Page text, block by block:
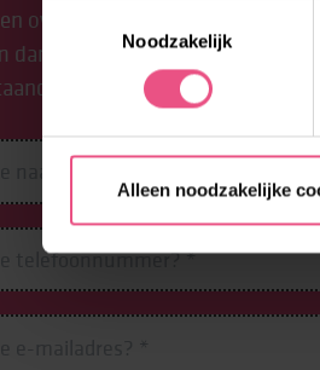
Toestemmingsselectie
Noodzakelijk
Alleen noodzakelijke
over Lore? Of over welke
dan contact op met Lore. Bel:
formulier in. We helpen je